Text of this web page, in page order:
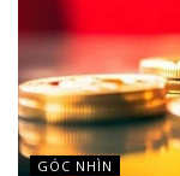
GÓC NHÌN